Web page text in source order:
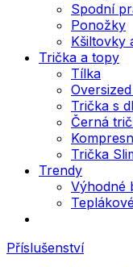
Spodní
Ponožky
Kšiltovky
Trička a topy
Tílka
Trička s
Černá
Trička
Trendy
Výhodné
Příslušenství